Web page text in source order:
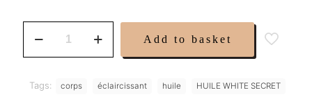
19,99 €.13,99 €.
SECRET
1X
quantity
Add to basket
Tags: corps éclaircissant huile HUILE WHITE SECRET